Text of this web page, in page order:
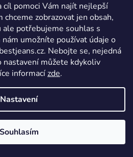
cíl pomoci Vám najít nejlepší
chceme zobrazovat jen obsah,
ale potřebujeme souhlas s
umožníte používat údaje o
Nebojte se, nejedná
nastavení můžete kdykoliv
informacízde.
Nastavení
Souhlasím
Rando 16801.5506 9300